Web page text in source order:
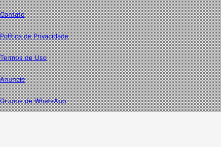
Contato
Política de Privacidade
Termos de Uso
Anuncie
Grupos de WhatsApp